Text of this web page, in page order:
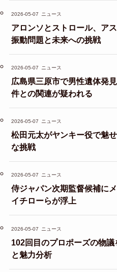
2026-05-07 ニュース
アロンソとストロール、ア
振動問題と未来への挑戦
2026-05-07 ニュース
広島県三原市で男性遺体発
件との関連が疑われる
2026-05-07 ニュース
松田元太がヤンキー役で魅
な挑戦
2026-05-07 ニュース
侍ジャパン次期監督候補に
イチローらが浮上
2026-05-07 ニュース
102回目のプロポーズの物
と魅力分析